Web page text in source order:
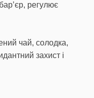
регулює
чай, солодка,
захист і